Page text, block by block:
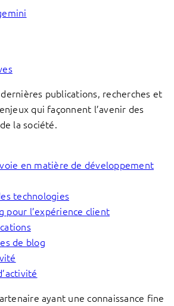
publications, recherches et
qui façonnent l’avenir des
la société.
en matière de développement
technologies
pour l’expérience client
de blog
ayant une connaissance fine